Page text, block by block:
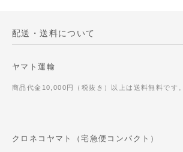
配送・送料について
ヤマト運輸
商品代金10,000円（税抜き）以上は送料無料です。
クロネコヤマト（宅急便コンパクト）